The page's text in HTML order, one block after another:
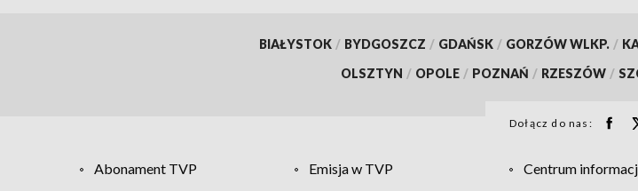
BIAŁYSTOK / BYDGOSZCZ / GDAŃSK / GORZÓW WLKP. /
OLSZTYN / OPOLE / POZNAŃ / RZESZÓW /
Dołącz do nas:
Abonament TVP Emisja w TVP Centrum